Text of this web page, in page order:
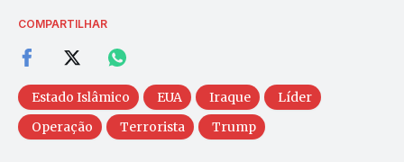
COMPARTILHAR
Estado Islâmico EUA Iraque
Líder
Operação
Terrorista Trump